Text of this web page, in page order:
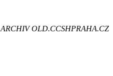
ARCHIV OLD.CCSHPRAHA.CZ